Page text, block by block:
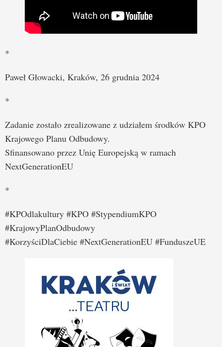
*
Paweł Głowacki, Kraków, 26 grudnia 2024
*
Zadanie zostało zrealizowane z udziałem środków KPO
Krajowego Planu Odbudowy.
Sfinansowano przez Unię Europejską w ramach
NextGenerationEU
*
#KPOdlakultury #KPO #StypendiumKPO
#KrajowyPlanOdbudowy
#KorzyściDlaCiebie #NextGenerationEU #FunduszeUE